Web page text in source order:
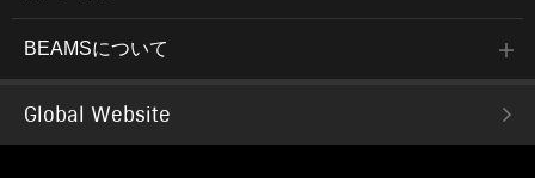
BEAMSについて
Global Website